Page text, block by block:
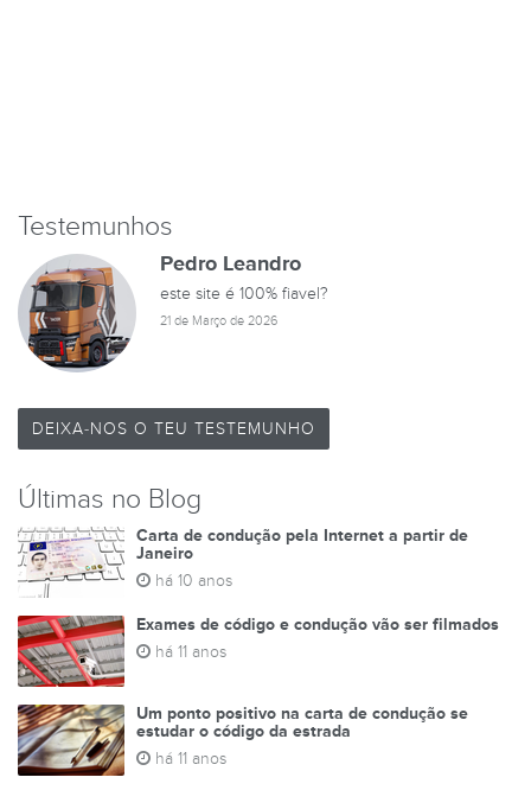
Testemunhos
Pedro Leandro
este site é 100% fiavel?
21 de Março de 2026
DEIXA-NOS O TEU TESTEMUNHO
Últimas no Blog
Carta de condução pela Internet a partir de
Janeiro
há 10 anos
Exames de código e condução vão ser filmados
há 11 anos
Um ponto positivo na carta de condução se
estudar o código da estrada
há 11 anos